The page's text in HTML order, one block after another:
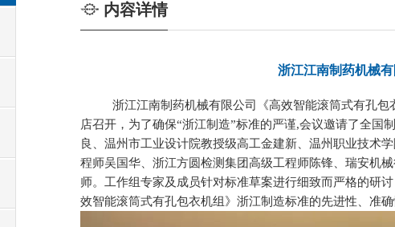
内容详情
浙江江南制药机械
浙江江南制药机械有限公司《高效智能滚筒式有孔
店召开，为了确保“浙江制造”标准的严谨,会议邀请了全国
良
、温州市工业设计院教授级高工金建新、温州职业技术
程师吴国华、浙江方圆检测集团高级工程师陈锋、瑞安机
师。工作组专家及成员针对标准草案进行细致而严格的研
效智能滚筒式有孔包衣机组》浙江制造标准的先进性、准确